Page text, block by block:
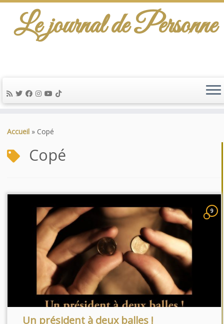
au
Le journal de Personne
Accueil » Copé
Copé
9
Un président à deux balles !